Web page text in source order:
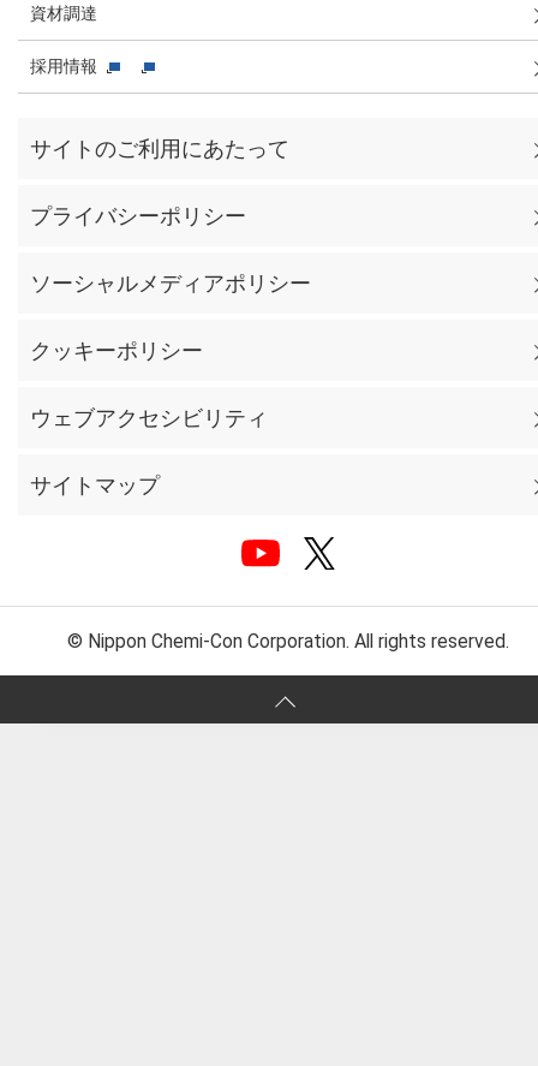
資材調達
採用情報
サイトのご利用にあたって
プライバシーポリシー
ソーシャルメディアポリシー
クッキーポリシー
ウェブアクセシビリティ
サイトマップ
© Nippon Chemi-Con Corporation. All rights reserved.